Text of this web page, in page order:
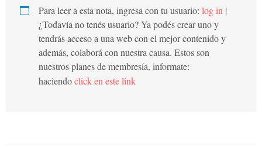
Para leer a esta nota, ingresa con tu usuario: log in |
¿Todavía no tenés usuario? Ya podés crear uno y
tendrás acceso a una web con el mejor contenido y
además, colaborá con nuestra causa. Estos son
nuestros planes de membresía, informate:
haciendoclick en este link